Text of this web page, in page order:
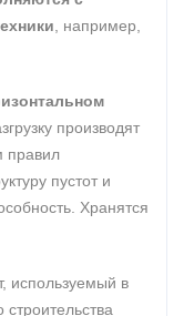
, например,
производят
правил
пустот и
Хранятся
используемый в